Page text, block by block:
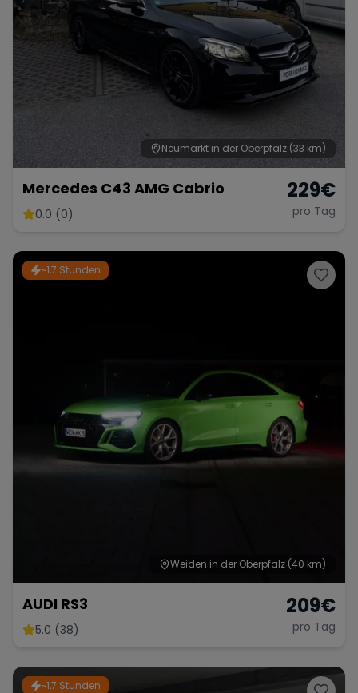
Tesla Chevrolet Dodge
Bentley Rolls Royce Aston Martin
Bugatti Lotus Maserati
Range Rover Corvette
Neumarkt in der Oberpfalz (33 km)
Mercedes C43 AMG Cabrio
0.0 (0)
229€
pro Tag
~1,7 Stunden
Weiden in der Oberpfalz (40 km)
AUDI RS3
5.0 (38)
209€
pro Tag
~1,7 Stunden